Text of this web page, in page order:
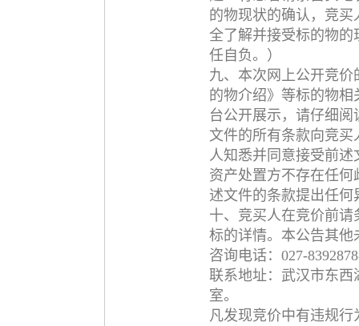
的物现状的确认，竞
全了解并接受标的物
任自负。）
九、本次网上公开竞
的物介绍》等标的物
台公开展示，请仔细
文件的所有条款向竞
人知悉并同意接受前
资产处置方不存在任
述文件的条款提出任何
十、竞买人在竞价前
标的详情。本公告其
咨询电话：027-
联系地址：武汉市东西
室。
凡发现竞价中有违规